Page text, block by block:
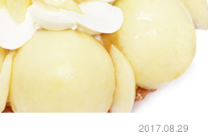
2017.08.29